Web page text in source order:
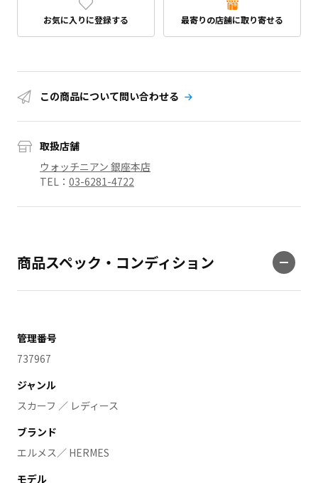
お気に入りに登録する 最寄りの店舗に取り寄せる
この商品について問い合わせる
取扱店舗
ウォッチニアン 銀座本店
TEL： 03-6281-4722
商品スペック・コンディション
管理番号
737967
ジャンル
スカーフ ／ レディース
ブランド
エルメス／ HERMES
モデル